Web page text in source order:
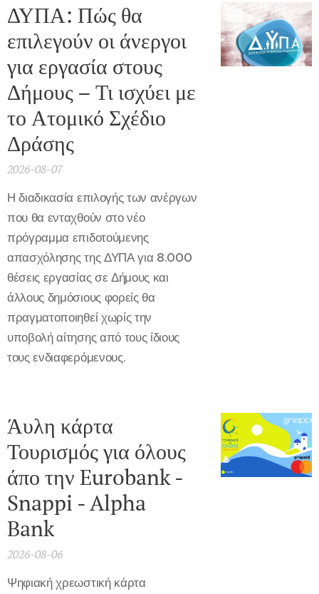
ΔΥΠΑ: Πώς θα
επιλεγούν οι άνεργοι
για εργασία στους
Δήμους – Τι ισχύει με
το Ατομικό Σχέδιο
Δράσης
2026-08-07
Η διαδικασία επιλογής των ανέργων
που θα ενταχθούν στο νέο
πρόγραμμα επιδοτούμενης
απασχόλησης της ΔΥΠΑ για 8.000
θέσεις εργασίας σε Δήμους και
άλλους δημόσιους φορείς θα
πραγματοποιηθεί χωρίς την
υποβολή αίτησης από τους ίδιους
τους ενδιαφερόμενους.
Άυλη κάρτα
Τουρισμός για όλους
άπο την Eurobank -
Snappi - Alpha
Bank
2026-08-06
Ψηφιακή χρεωστική κάρτα